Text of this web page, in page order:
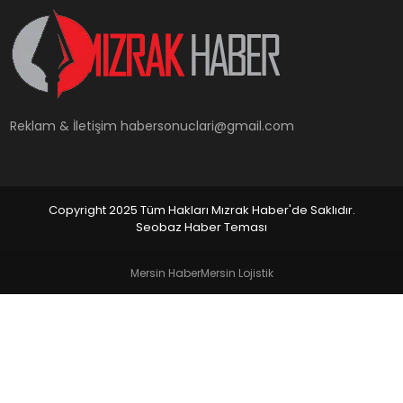
YAŞAM
Reklam & İletişimhabersonuclari@gmail.com
Copyright 2025 Tüm Hakları Mızrak Haber'de Saklıdır.
Seobaz Haber Teması
Mersin HaberMersin Lojistik